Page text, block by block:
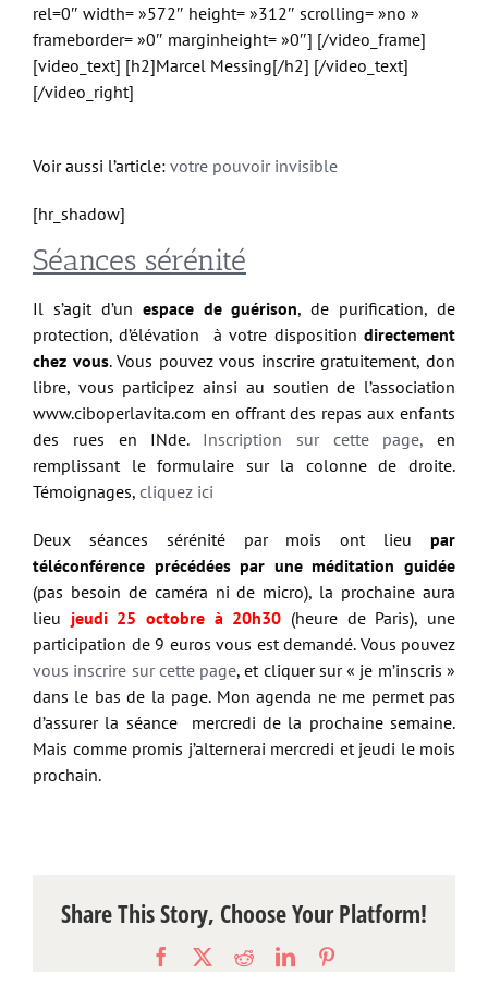
rel=0″ width= »572″ height= »312″ scrolling= »no »
frameborder= »0″ marginheight= »0″] [/video_frame]
[video_text] [h2]Marcel Messing[/h2] [/video_text]
[/video_right]
Voir aussi l’article: votre pouvoir invisible
[hr_shadow]
Séances sérénité
Il s’agit d’un espace de guérison, de purification, de
protection, d’élévation à votre disposition directement
chez vous. Vous pouvez vous inscrire gratuitement, don
libre, vous participez ainsi au soutien de l’association
www.ciboperlavita.com en offrant des repas aux enfants
des rues en INde.Inscription sur cette page, en
remplissant le formulaire sur la colonne de droite.
Témoignages, cliquez ici
Deux séances sérénité par mois ont lieu par
téléconférence précédées par une méditation guidée
(pas besoin de caméra ni de micro), la prochaine aura
lieu jeudi 25 octobre à 20h30 (heure de Paris), une
participation de 9 euros vous est demandé. Vous pouvez
vous inscrire sur cette page, et cliquer sur « je m’inscris »
dans le bas de la page. Mon agenda ne me permet pas
d’assurer la séance mercredi de la prochaine semaine.
Mais comme promis j’alternerai mercredi et jeudi le mois
prochain.
Share This Story, Choose Your Platform!
Facebook RedditLinkedIn